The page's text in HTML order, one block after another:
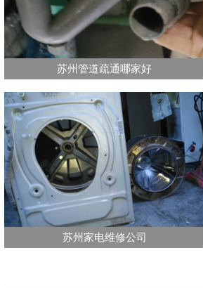
苏州管道疏通哪家好
苏州家电维修公司